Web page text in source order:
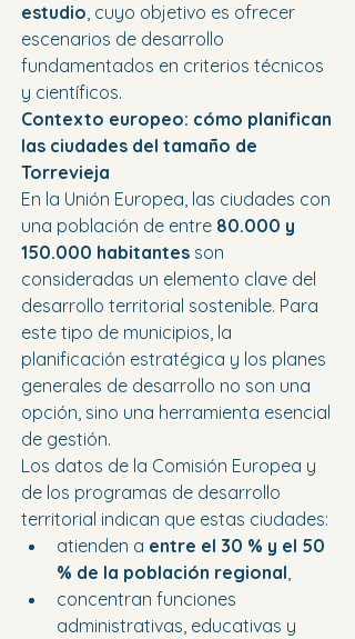
estudio, cuyo objetivo es ofrecer
escenarios de desarrollo
fundamentados en criterios técnicos
y científicos.
Contexto europeo: cómo planifican
las ciudades del tamaño de
Torrevieja
En la Unión Europea, las ciudades con
una población de entre 80.000 y
150.000 habitantes son
consideradas un elemento clave del
desarrollo territorial sostenible. Para
este tipo de municipios, la
planificación estratégica y los planes
generales de desarrollo no son una
opción, sino una herramienta esencial
de gestión.
Los datos de la Comisión Europea y
de los programas de desarrollo
territorial indican que estas ciudades:
atienden a entre el 30 % y el 50
% de la población regional,
concentran funciones
administrativas, educativas y